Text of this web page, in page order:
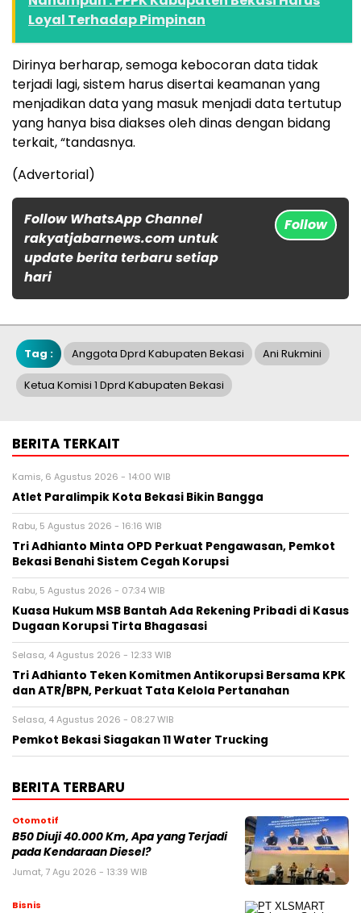
Loyal Terhadap Pimpinan
Dirinya berharap, semoga kebocoran data tidak
terjadi lagi, sistem harus disertai keamanan yang
menjadikan data yang masuk menjadi data tertutup
yang hanya bisa diakses oleh dinas dengan bidang
terkait, “tandasnya.
(Advertorial)
Follow WhatsApp Channel
rakyatjabarnews.com untuk
update berita terbaru setiap
hari
Follow
Tag : Anggota Dprd Kabupaten Bekasi Ani Rukmini
Ketua Komisi 1 Dprd Kabupaten Bekasi
BERITA TERKAIT
Kamis, 6 Agustus 2026 - 14:00 WIB
Atlet Paralimpik Kota Bekasi Bikin Bangga
Rabu, 5 Agustus 2026 - 16:16 WIB
Tri Adhianto Minta OPD Perkuat Pengawasan, Pemkot
Bekasi Benahi Sistem Cegah Korupsi
Rabu, 5 Agustus 2026 - 07:34 WIB
Kuasa Hukum MSB Bantah Ada Rekening Pribadi di Kasus
Dugaan Korupsi Tirta Bhagasasi
Selasa, 4 Agustus 2026 - 12:33 WIB
Tri Adhianto Teken Komitmen Antikorupsi Bersama KPK
dan ATR/BPN, Perkuat Tata Kelola Pertanahan
Selasa, 4 Agustus 2026 - 08:27 WIB
Pemkot Bekasi Siagakan 11 Water Trucking
BERITA TERBARU
Otomotif
B50 Diuji 40.000 Km, Apa yang Terjadi
pada Kendaraan Diesel?
Jumat, 7 Agu 2026 - 13:39 WIB
Bisnis